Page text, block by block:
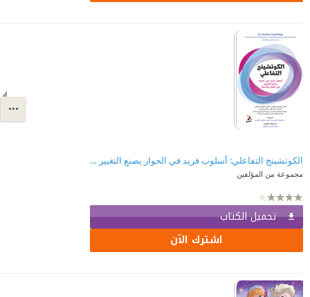
الكوتشينج التفاعلي: أسلوب فريد في الحوار يصنع التغيير في العمل والحياة
مجموعة من المؤلفين
تحميل الكتاب
اشترك الآن